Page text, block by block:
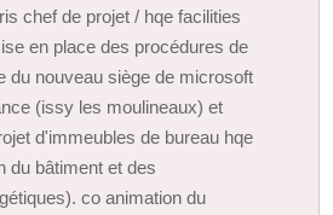
chef de projet / hqe facilities
en place des procédures de
du nouveau siège de microsoft
(issy les moulineaux) et
d'immeubles de bureau hqe
du bâtiment et des
co animation du